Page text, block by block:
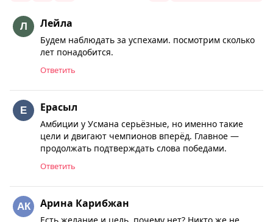
Лейла
Будем наблюдать за успехами. посмотрим сколько
лет понадобится.
Ответить
Ерасыл
Амбиции у Усмана серьёзные, но именно такие
цели и двигают чемпионов вперёд. Главное —
продолжать подтверждать слова победами.
Ответить
Арина Карибжан